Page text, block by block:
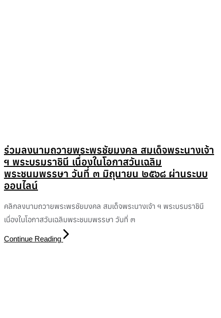
ร่วมลงนามถวายพระพรชัยมงคล สมเด็จพระนางเจ้า
ฯ พระบรมราชินี เนื่องในโอกาสวันเฉลิม
พระชนมพรรษา วันที่ ๓ มิถุนายน ๒๕๖๘ ผ่านระบบ
ออนไลน์
คลิกลงนามถวายพระพรชัยมงคล สมเด็จพระนางเจ้า ฯ พระบรมราชินี
เนื่องในโอกาสวันเฉลิมพระชนมพรรษา วันที่ ๓
Continue Reading